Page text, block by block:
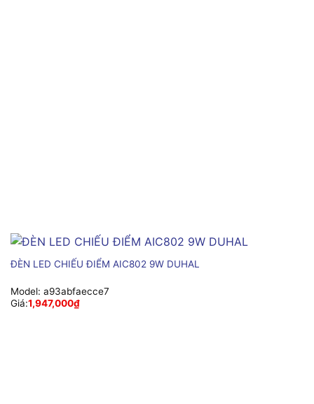
ĐÈN LED CHIẾU ĐIỂM AIC802 9W DUHAL
Model: a93abfaecce7
Giá:1,947,000₫